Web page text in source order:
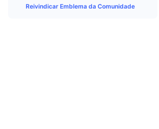
Reivindicar Emblema da Comunidade